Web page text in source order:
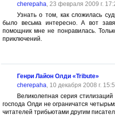
cherepaha, 23 февраля 2009 г.
Узнать о том, как сложилась
было весьма интересно. А вот
помощник мне не понравилась.
приключений.
Генри Лайон Олди «Tribute»
cherepaha, 10 декабря 2008 г.
Великолепная серия
господа Олди не ограничатся
читателей трибьютами другим